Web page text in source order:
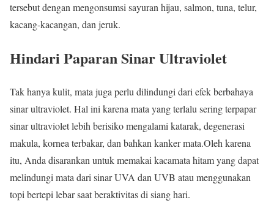
tersebut dengan mengonsumsi sayuran hijau, salmon, tuna, telur,
kacang-kacangan, dan jeruk.
Hindari Paparan Sinar Ultraviolet
Tak hanya kulit, mata juga perlu dilindungi dari efek berbahaya
sinar ultraviolet. Hal ini karena mata yang terlalu sering terpapar
sinar ultraviolet lebih berisiko mengalami katarak, degenerasi
makula, kornea terbakar, dan bahkan kanker mata.Oleh karena
itu, Anda disarankan untuk memakai kacamata hitam yang dapat
melindungi mata dari sinar UVA dan UVB atau menggunakan
topi bertepi lebar saat beraktivitas di siang hari.